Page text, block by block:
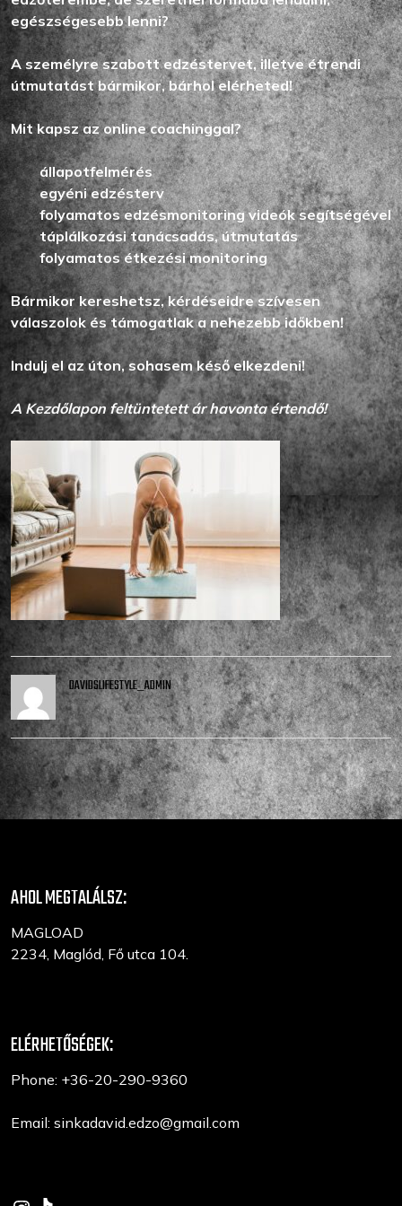
egészségesebb lenni?
A személyre szabott edzéstervet, illetve étrendi
útmutatást bármikor, bárhol elérheted!
Mit kapsz az online coachinggal?
állapotfelmérés
egyéni edzésterv
folyamatos edzésmonitoring videók segítségével
táplálkozási tanácsadás, útmutatás
folyamatos étkezési monitoring
Bármikor kereshetsz, kérdéseidre szívesen
válaszolok és támogatlak a nehezebb időkben!
Indulj el az úton, sohasem késő elkezdeni!
A Kezdőlapon feltüntetett ár havonta értendő!
DAVIDSLIFESTYLE_ADMIN
AHOL MEGTALÁLSZ:
MAGLOAD
2234, Maglód, Fő utca 104.
ELÉRHETŐSÉGEK:
Phone: +36-20-290-9360
Email: sinkadavid.edzo@gmail.com